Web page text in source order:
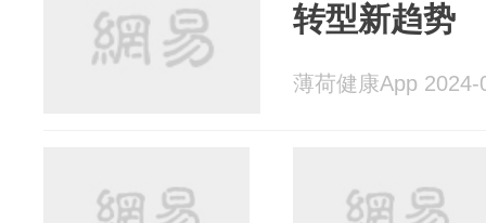
转型新趋势
薄荷健康App 2024-